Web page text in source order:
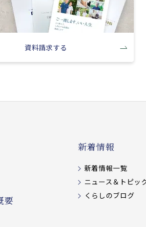
資料請求する
要
新着情報
新着情報一覧
ニュース＆トピッ
くらしのブログ